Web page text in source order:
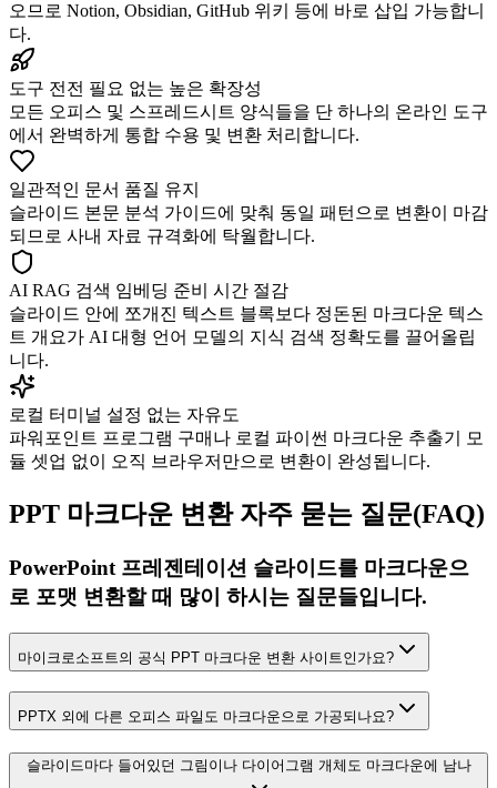
오므로 Notion, Obsidian, GitHub 위키 등에 바로 삽입 가능합니
다.
도구 전전 필요 없는 높은 확장성
모든 오피스 및 스프레드시트 양식들을 단 하나의 온라인 도구
에서 완벽하게 통합 수용 및 변환 처리합니다.
일관적인 문서 품질 유지
슬라이드 본문 분석 가이드에 맞춰 동일 패턴으로 변환이 마감
되므로 사내 자료 규격화에 탁월합니다.
AI RAG 검색 임베딩 준비 시간 절감
슬라이드 안에 쪼개진 텍스트 블록보다 정돈된 마크다운 텍스
트 개요가 AI 대형 언어 모델의 지식 검색 정확도를 끌어올립
니다.
로컬 터미널 설정 없는 자유도
파워포인트 프로그램 구매나 로컬 파이썬 마크다운 추출기 모
듈 셋업 없이 오직 브라우저만으로 변환이 완성됩니다.
PPT 마크다운 변환 자주 묻는 질문(FAQ)
PowerPoint 프레젠테이션 슬라이드를 마크다운으
로 포맷 변환할 때 많이 하시는 질문들입니다.
마이크로소프트의 공식 PPT 마크다운 변환 사이트인가요?
PPTX 외에 다른 오피스 파일도 마크다운으로 가공되나요?
슬라이드마다 들어있던 그림이나 다이어그램 개체도 마크다운에 남나